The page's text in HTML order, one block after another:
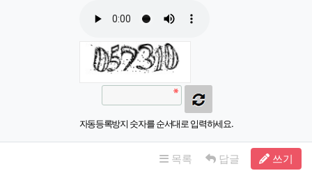
자동등록방지 숫자를 순서대로 입력하세요.
목록 답글 쓰기